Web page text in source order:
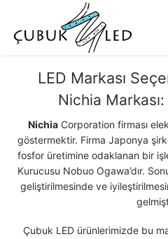
LED Markası
Nichia
NichiaCorporation firması
göstermektir. Firma Japonya
fosfor üretimine odaklanan bir
Kurucusu Nobuo Ogawa’dır.
geliştirilmesinde ve
Çubuk LED ürünlerimizde bu